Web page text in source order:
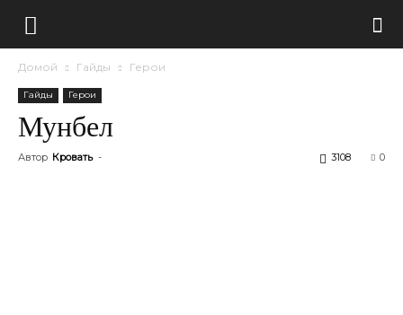
Домой Гайды Герои
Гайды Герои
Мунбел
Автор Кровать - 0
3108